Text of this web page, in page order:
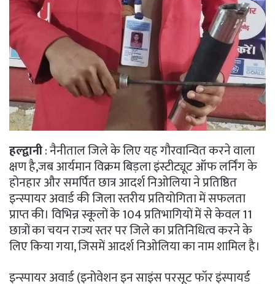
हल्द्वानी: नैनीताल जिले के लिए यह गौरवान्वित करने वाला
क्षण है,जब आर्यमान विक्रम बिड़ला इंस्टीट्यूट ऑफ लर्निंग के
होनहार और समर्पित छात्र आदर्श निओलिया ने प्रतिष्ठित
इन्स्पायर अवार्ड की जिला स्तरीय प्रतियोगिता में सफलता
प्राप्त की। विभिन्न स्कूलों के 104 प्रतिभागियों में से केवल 11
छात्रों का चयन राज्य स्तर पर जिले का प्रतिनिधित्व करने के
लिए किया गया, जिसमें आदर्श निओलिया का नाम शामिल है।
इन्स्पायर अवार्ड (इनोवेशन इन साइंस परसूट फॉर इंस्पायर्ड